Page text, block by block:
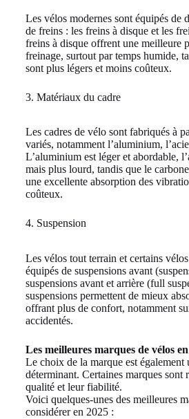
Les vélos modernes sont équipés de
de freins : les freins à disque et les
freins à disque offrent une meilleure
freinage, surtout par temps humide,
sont plus légers et moins coûteux.
3. Matériaux du cadre
Les cadres de vélo sont fabriqués à
variés, notamment l’aluminium,
L’aluminium est léger et abordable,
mais plus lourd, tandis que le
une excellente absorption des
coûteux.
4. Suspension
Les vélos tout terrain et certains
équipés de suspensions avant
suspensions avant et arrière (full
suspensions permettent de mieux
offrant plus de confort, notamment
accidentés.
Les meilleures marques de vélos
Le choix de la marque est également
déterminant. Certaines marques sont
qualité et leur fiabilité.
Voici quelques-unes des meilleures
considérer en 2025 :